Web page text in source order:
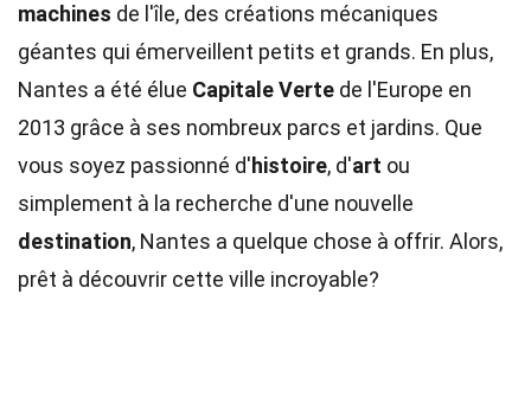
machines de l'île, des créations mécaniques
géantes qui émerveillent petits et grands. En plus,
Nantes a été élue Capitale Verte de l'Europe en
2013 grâce à ses nombreux parcs et jardins. Que
vous soyez passionné d'histoire, d'art ou
simplement à la recherche d'une nouvelle
destination, Nantes a quelque chose à offrir. Alors,
prêt à découvrir cette ville incroyable?